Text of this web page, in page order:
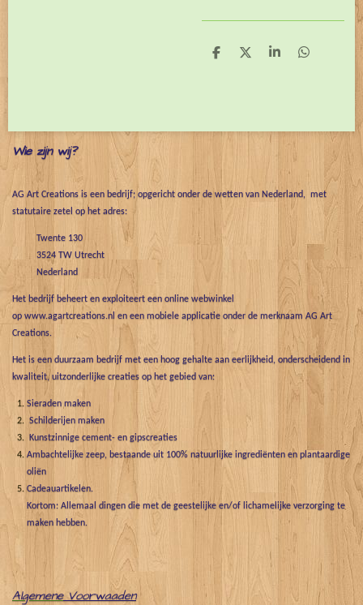
D
D
S
D
Wie zijn wij?
AG Art Creations is een bedrijf; opgericht onder de wetten van Nederland, met
statutaire zetel op het adres:
Twente 130
3524 TW Utrecht
Nederland
Het bedrijf beheert en exploiteert een online webwinkel
op www.agartcreations.nl en een mobiele applicatie onder de merknaam AG Art
Creations.
Het is een duurzaam bedrijf met een hoog gehalte aan eerlijkheid, onderscheidend in
kwaliteit, uitzonderlijke creaties op het gebied van:
Sieraden maken
Schilderijen maken
Kunstzinnige cement- en gipscreaties
Ambachtelijke zeep, bestaande uit 100% natuurlijke ingrediënten en plantaardige
oliën
Cadeauartikelen.
Kortom: Allemaal dingen die met de geestelijke en/of lichamelijke verzorging te
maken hebben.
Algemene Voorwaaden